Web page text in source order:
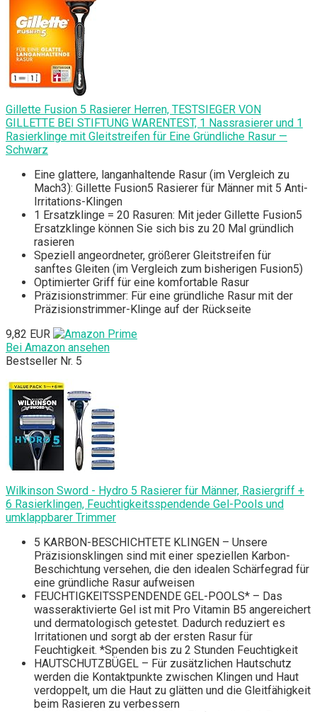
Gillette Fusion 5 Rasierer Herren, TESTSIEGER VON
GILLETTE BEI STIFTUNG WARENTEST, 1 Nassrasierer und 1
Rasierklinge mit Gleitstreifen für Eine Gründliche Rasur —
Schwarz
Eine glattere, langanhaltende Rasur (im Vergleich zu
Mach3): Gillette Fusion5 Rasierer für Männer mit 5 Anti-
Irritations-Klingen
1 Ersatzklinge = 20 Rasuren: Mit jeder Gillette Fusion5
Ersatzklinge können Sie sich bis zu 20 Mal gründlich
rasieren
Speziell angeordneter, größerer Gleitstreifen für
sanftes Gleiten (im Vergleich zum bisherigen Fusion5)
Optimierter Griff für eine komfortable Rasur
Präzisionstrimmer: Für eine gründliche Rasur mit der
Präzisionstrimmer-Klinge auf der Rückseite
9,82 EUR
Bei Amazon ansehen
Bestseller Nr. 5
Wilkinson Sword - Hydro 5 Rasierer für Männer, Rasiergriff +
6 Rasierklingen, Feuchtigkeitsspendende Gel-Pools und
umklappbarer Trimmer
5 KARBON-BESCHICHTETE KLINGEN – Unsere
Präzisionsklingen sind mit einer speziellen Karbon-
Beschichtung versehen, die den idealen Schärfegrad für
eine gründliche Rasur aufweisen
FEUCHTIGKEITSSPENDENDE GEL-POOLS* – Das
wasseraktivierte Gel ist mit Pro Vitamin B5 angereichert
und dermatologisch getestet. Dadurch reduziert es
Irritationen und sorgt ab der ersten Rasur für
Feuchtigkeit. *Spenden bis zu 2 Stunden Feuchtigkeit
HAUTSCHUTZBÜGEL – Für zusätzlichen Hautschutz
werden die Kontaktpunkte zwischen Klingen und Haut
verdoppelt, um die Haut zu glätten und die Gleitfähigkeit
beim Rasieren zu verbessern